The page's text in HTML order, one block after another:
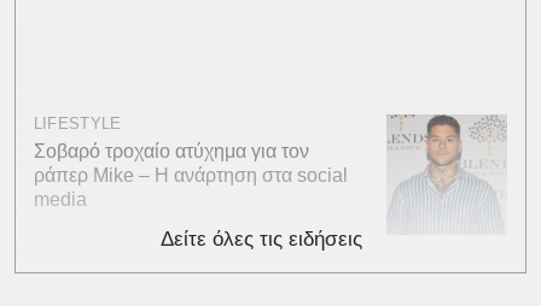
LIFESTYLE
Σοβαρό τροχαίο ατύχημα για τον
ράπερ Mike – Η ανάρτηση στα social
media
Δείτε όλες τις ειδήσεις